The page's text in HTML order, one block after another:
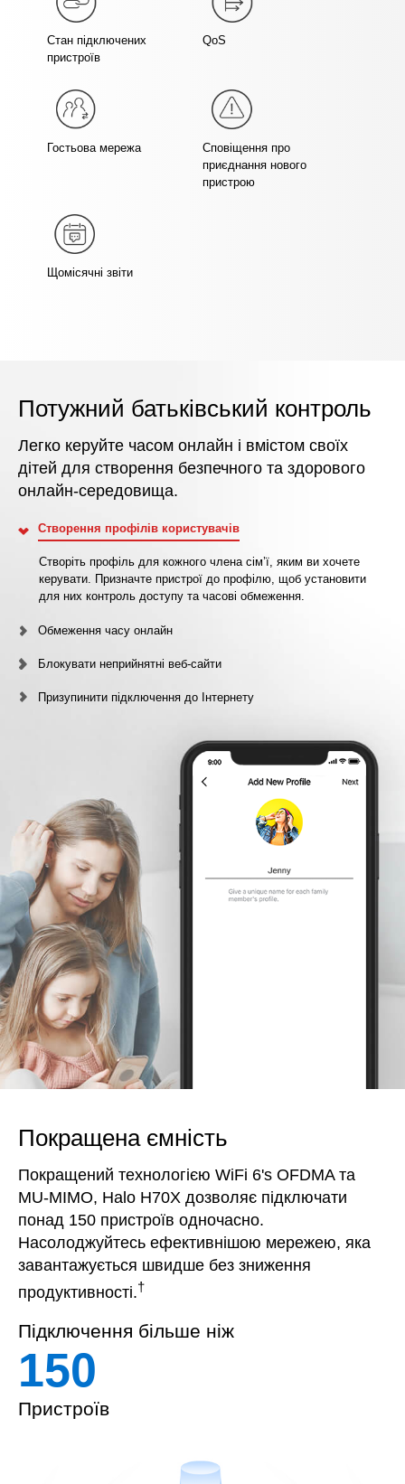
Стан підключених
пристроїв
QoS
Гостьова мережа
Сповіщення про
приєднання нового
пристрою
Щомісячні звіти
Потужний батьківський контроль
Легко керуйте часом онлайн і вмістом своїх
дітей для створення безпечного та здорового
онлайн-середовища.
Створення профілів користувачів
Створіть профіль для кожного члена сім’ї, яким ви хочете
керувати. Призначте пристрої до профілю, щоб установити
для них контроль доступу та часові обмеження.
Обмеження часу онлайн
Блокувати неприйнятні веб-сайти
Призупинити підключення до Інтернету
Покращена ємність
Покращений технологією WiFi 6's OFDMA та
MU-MIMO, Halo H70X дозволяє підключати
понад 150 пристроїв одночасно.
Насолоджуйтесь ефективнішою мережею, яка
завантажується швидше без зниження
продуктивності.†
Підключення більше ніж
150
Пристроїв